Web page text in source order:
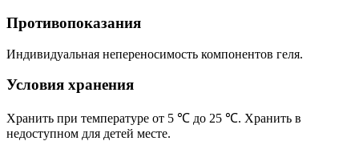
Противопоказания
Индивидуальная непереносимость компонентов геля.
Условия хранения
Хранить при температуре от 5 ℃ до 25 ℃. Хранить в
недоступном для детей месте.